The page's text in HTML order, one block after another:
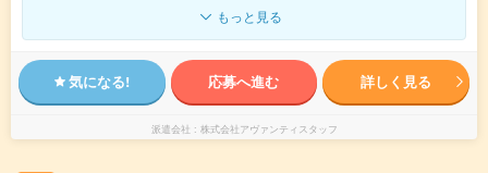
もっと見る
気になる! 応募へ進む 詳しく見る
派遣会社 株式会社アヴァンティスタッフ